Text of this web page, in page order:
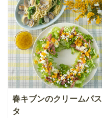
春キブンのクリームパス
タ